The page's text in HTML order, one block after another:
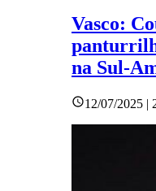
Vasco:
na Sul-
12/07/2025 |